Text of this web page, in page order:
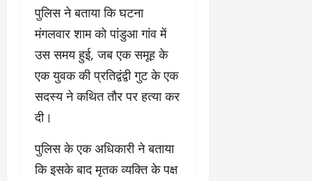
पुलिस ने बताया कि घटना
मंगलवार शाम को पांडुआ गांव में
उस समय हुई, जब एक समूह के
एक युवक की प्रतिद्वंद्वी गुट के एक
सदस्य ने कथित तौर पर हत्या कर
दी।
पुलिस के एक अधिकारी ने बताया
कि इसके बाद मृतक व्यक्ति के पक्ष